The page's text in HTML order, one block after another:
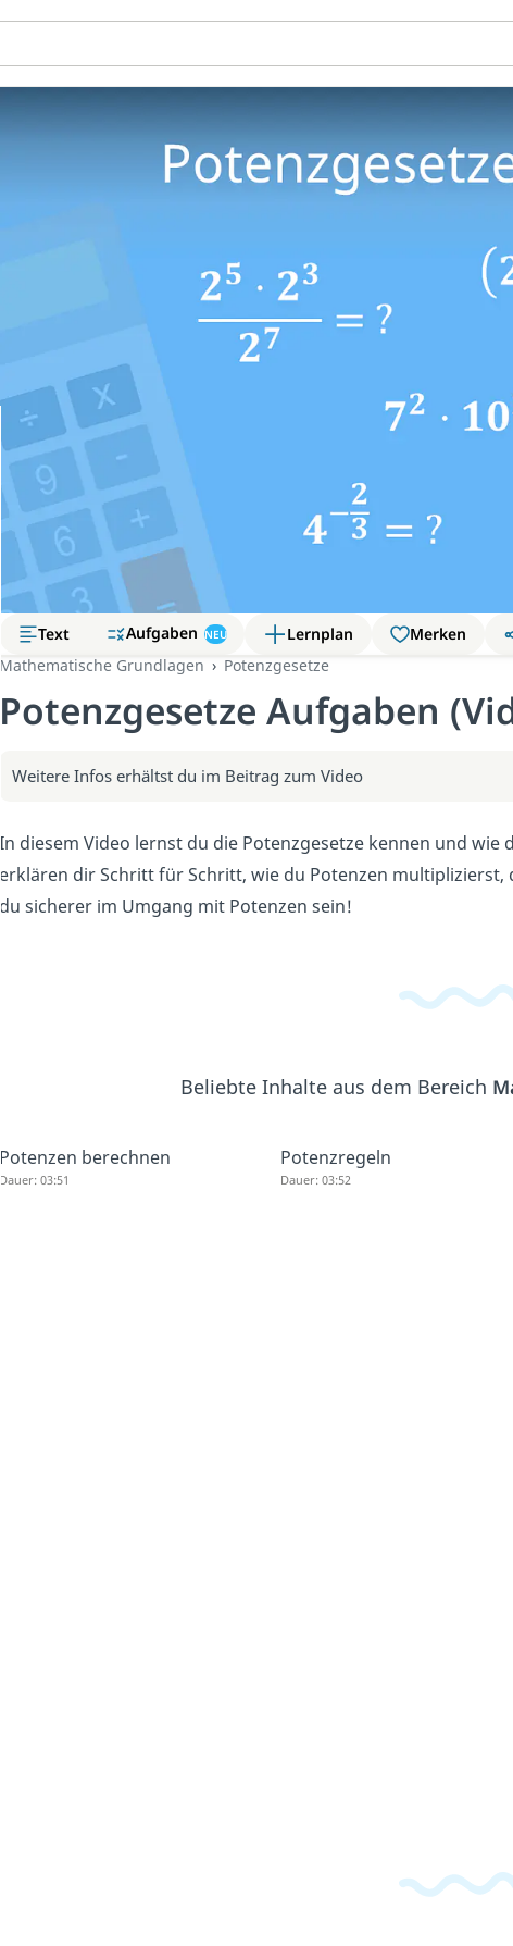
Text Aufgaben NEU Lernplan Merken
Mathematische Grundlagen
Potenzgesetze
Potenzgesetze Aufgaben
Weitere Infos erhältst du im Beitrag zum Video
In diesem Video lernst du die Potenzgesetze kennen und
erklären dir Schritt für Schritt, wie du Potenzen
du sicherer im Umgang mit Potenzen sein!
Beliebte Inhalte aus dem Bereich
Potenzen berechnen
Dauer: 03:51
Potenzregeln
Dauer: 03:52